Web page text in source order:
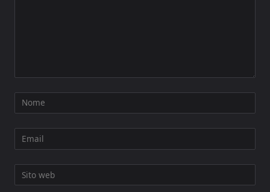
Nome
Email
Sito web